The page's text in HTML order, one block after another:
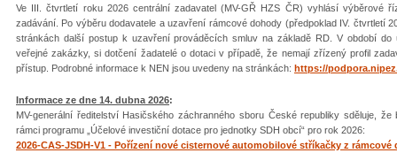
Ve III. čtvrtletí roku 2026 centrální zadavatel (MV-GŘ HZS ČR) vyhlásí výběrové
zadávání. Po výběru dodavatele a uzavření rámcové dohody (předpoklad IV. čtvrtletí
stránkách další postup k uzavření prováděcích smluv na základě RD. V období do
veřejné zakázky, si dotčení žadatelé o dotaci v případě, že nemají zřízený profil
přístup. Podrobné informace k NEN jsou uvedeny na stránkách: https://
Informace ze dne 14. dubna 2026:
MV-generální ředitelství Hasičského záchranného sboru České republiky sděluje,
rámci programu „Účelové investiční dotace pro jednotky SDH obcí“ pro rok 2026:
2026-CAS-JSDH-V1 - Pořízení nové cisternové automobilové stříkačky z rámcové